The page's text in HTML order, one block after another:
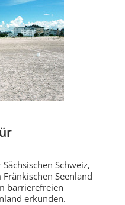
Schweiz,
Seenland
barrierefreien
erkunden.